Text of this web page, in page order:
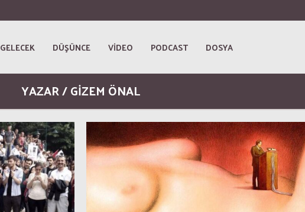
GELECEK DÜŞÜNCE VİDEO PODCAST DOSYA
YAZAR / GIZEM ÖNAL